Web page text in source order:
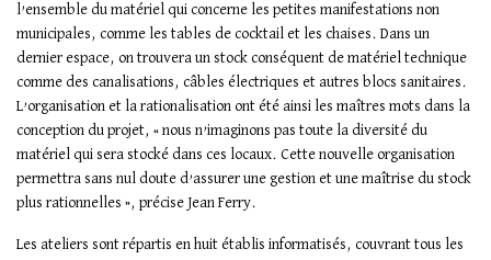
l’ensemble du matériel qui concerne les petites manifestations non
municipales, comme les tables de cocktail et les chaises. Dans un
dernier espace, on trouvera un stock conséquent de matériel technique
comme des canalisations, câbles électriques et autres blocs sanitaires.
L’organisation et la rationalisation ont été ainsi les maîtres mots dans la
conception du projet, « nous n’imaginons pas toute la diversité du
matériel qui sera stocké dans ces locaux. Cette nouvelle organisation
permettra sans nul doute d’assurer une gestion et une maîtrise du stock
plus rationnelles », précise Jean Ferry.
Les ateliers sont répartis en huit établis informatisés, couvrant tous les